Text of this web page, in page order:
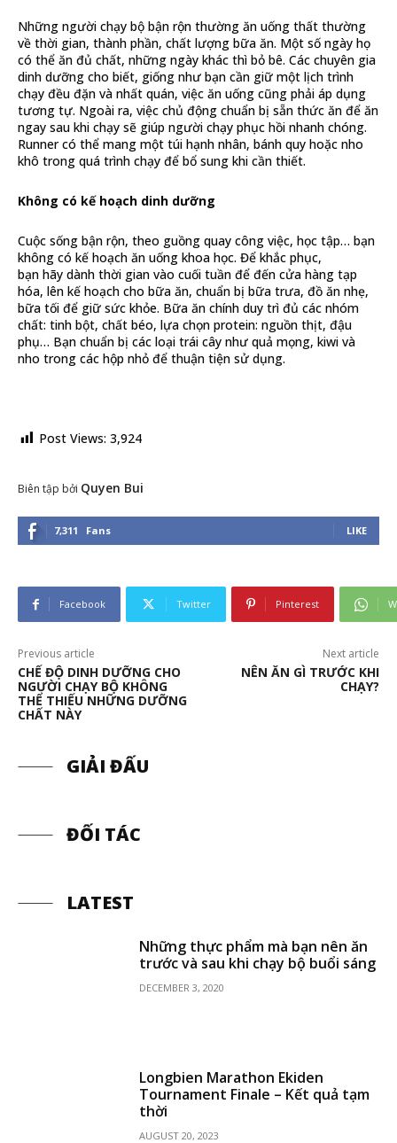
Những người chạy bộ bận rộn thường ăn uống thất thường
về thời gian, thành phần, chất lượng bữa ăn. Một số ngày họ
có thể ăn đủ chất, những ngày khác thì bỏ bê. Các chuyên gia
dinh dưỡng cho biết, giống như bạn cần giữ một lịch trình
chạy đều đặn và nhất quán, việc ăn uống cũng phải áp dụng
tương tự. Ngoài ra, việc chủ động chuẩn bị sẵn thức ăn để ăn
ngay sau khi chạy sẽ giúp người chạy phục hồi nhanh chóng.
Runner có thể mang một túi hạnh nhân, bánh quy hoặc nho
khô trong quá trình chạy để bổ sung khi cần thiết.
Không có kế hoạch dinh dưỡng
Cuộc sống bận rộn, theo guồng quay công việc, học tập… bạn
không có kế hoạch ăn uống khoa học. Để khắc phục,
bạn hãy dành thời gian vào cuối tuần để đến cửa hàng tạp
hóa, lên kế hoạch cho bữa ăn, chuẩn bị bữa trưa, đồ ăn nhẹ,
bữa tối để giữ sức khỏe. Bữa ăn chính duy trì đủ các nhóm
chất: tinh bột, chất béo, lựa chọn protein: nguồn thịt, đậu
phụ… Bạn chuẩn bị các loại trái cây như quả mọng, kiwi và
nho trong các hộp nhỏ để thuận tiện sử dụng.
Post Views: 3,924
Biên tập bởi Quyen Bui
7,311 Fans LIKE
Facebook Twitter Pinterest
Previous article
CHẾ ĐỘ DINH DƯỠNG CHO
NGƯỜI CHẠY BỘ KHÔNG
THỂ THIẾU NHỮNG DƯỠNG
CHẤT NÀY
Next article
NÊN ĂN GÌ TRƯỚC KHI
CHẠY?
GIẢI ĐẤU
ĐỐI TÁC
LATEST
Những thực phẩm mà bạn nên ăn
trước và sau khi chạy bộ buổi sáng
DECEMBER 3, 2020
Longbien Marathon Ekiden
Tournament Finale – Kết quả tạm
thời
AUGUST 20, 2023